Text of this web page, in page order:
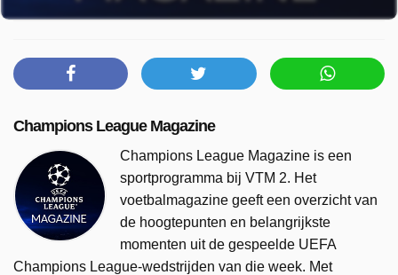
Champions League Magazine
Champions League Magazine is een
sportprogramma bij VTM 2. Het
voetbalmagazine geeft een overzicht van
de hoogtepunten en belangrijkste
momenten uit de gespeelde UEFA
Champions League-wedstrijden van die week. Met